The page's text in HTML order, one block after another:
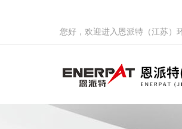
您好，欢迎进入恩派特（江苏）